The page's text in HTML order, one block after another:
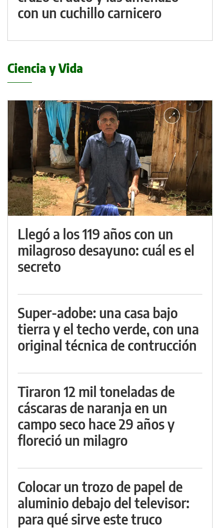
con un cuchillo carnicero
Ciencia y Vida
Llegó a los 119 años con un
milagroso desayuno: cuál es el
secreto
Super-adobe: una casa bajo
tierra y el techo verde, con una
original técnica de contrucción
Tiraron 12 mil toneladas de
cáscaras de naranja en un
campo seco hace 29 años y
floreció un milagro
Colocar un trozo de papel de
aluminio debajo del televisor:
para qué sirve este truco